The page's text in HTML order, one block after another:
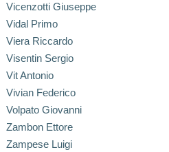
Vicenzotti Giuseppe
Vidal Primo
Viera Riccardo
Visentin Sergio
Vit Antonio
Vivian Federico
Volpato Giovanni
Zambon Ettore
Zampese Luigi